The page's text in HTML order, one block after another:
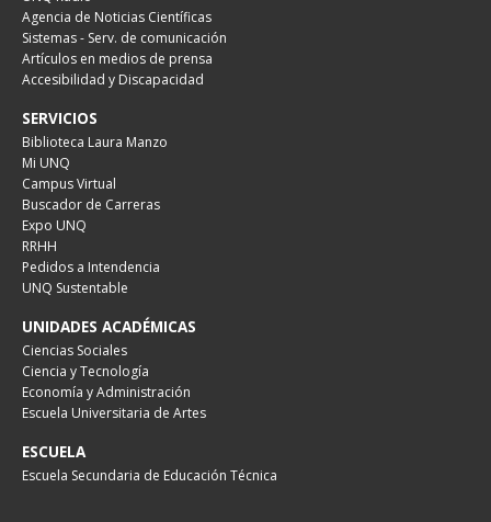
Agencia de Noticias Científicas
Sistemas - Serv. de comunicación
Artículos en medios de prensa
Accesibilidad y Discapacidad
SERVICIOS
Biblioteca Laura Manzo
Mi UNQ
Campus Virtual
Buscador de Carreras
Expo UNQ
RRHH
Pedidos a Intendencia
UNQ Sustentable
UNIDADES ACADÉMICAS
Ciencias Sociales
Ciencia y Tecnología
Economía y Administración
Escuela Universitaria de Artes
ESCUELA
Escuela Secundaria de Educación Técnica